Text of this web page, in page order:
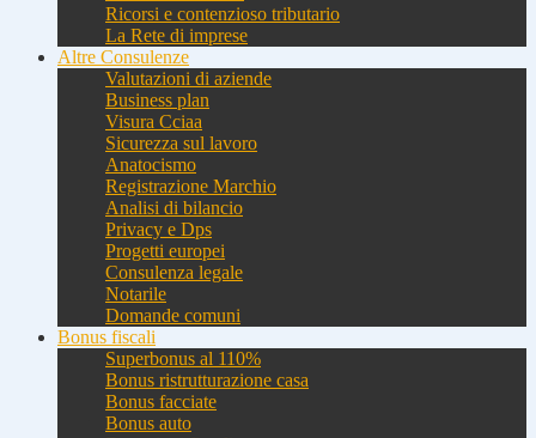
Ricorsi e contenzioso tributario
La Rete di imprese
Altre Consulenze
Valutazioni di aziende
Business plan
Visura Cciaa
Sicurezza sul lavoro
Anatocismo
Registrazione Marchio
Analisi di bilancio
Privacy e Dps
Progetti europei
Consulenza legale
Notarile
Domande comuni
Bonus fiscali
Superbonus al 110%
Bonus ristrutturazione casa
Bonus facciate
Bonus auto